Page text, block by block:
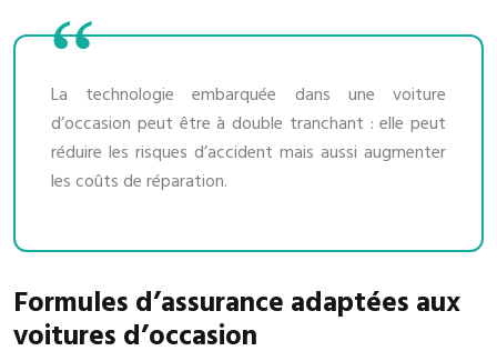
La technologie embarquée dans une voiture
d’occasion peut être à double tranchant : elle peut
réduire les risques d’accident mais aussi augmenter
les coûts de réparation.
Formules d’assurance adaptées aux
voitures d’occasion